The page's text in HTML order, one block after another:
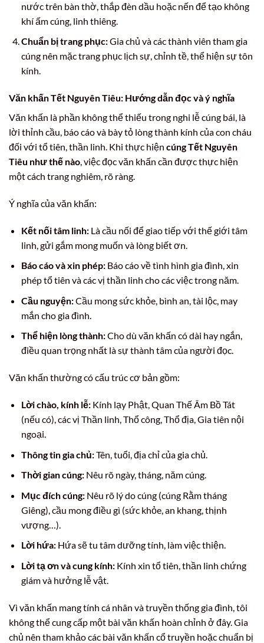
nước trên bàn thờ, thắp đèn dầu hoặc nến để tạo không
khí ấm cúng, linh thiêng.
Chuẩn bị trang phục:Gia chủ và các thành viên tham gia
cúng nên mặc trang phục lịch sự, chỉnh tề, thể hiện sự tôn
kính.
Văn khấn Tết Nguyên Tiêu: Hướng dẫn đọc và ý nghĩa
Văn khấn là phần không thể thiếu trong nghi lễ cúng bái, là
lời thỉnh cầu, báo cáo và bày tỏ lòng thành kính của con cháu
đối với tổ tiên, thần linh. Khi thực hiện cúng Tết Nguyên
Tiêu như thế nào, việc đọc văn khấn cần được thực hiện
một cách trang nghiêm, rõ ràng.
Ý nghĩa của văn khấn:
Kết nối tâm linh:Là cầu nối để giao tiếp với thế giới tâm
linh, gửi gắm mong muốn và lòng biết ơn.
Báo cáo và xin phép:Báo cáo về tình hình gia đình, xin
phép tổ tiên và các vị thần linh cho các việc trong năm.
Cầu nguyện:Cầu mong sức khỏe, bình an, tài lộc, may
mắn cho gia đình.
Thể hiện lòng thành:Cho dù văn khấn có dài hay ngắn,
điều quan trọng nhất là sự thành tâm của người đọc.
Văn khấn thường có cấu trúc cơ bản gồm:
Lời chào, kính lễ:Kính lạy Phật, Quan Thế Âm Bồ Tát
(nếu có), các vị Thần linh, Thổ công, Thổ địa, Gia tiên nội
ngoại.
Thông tin gia chủ:Tên, tuổi, địa chỉ của gia chủ.
Thời gian cúng:Nêu rõ ngày, tháng, năm cúng.
Mục đích cúng:Nêu rõ lý do cúng (cúng Rằm tháng
Giêng), cầu mong điều gì (sức khỏe, an khang, thịnh
vượng…).
Lời hứa:Hứa sẽ tu tâm dưỡng tính, làm việc thiện.
Lời tạ ơn và cung kính:Kính xin tổ tiên, thần linh chứng
giám và hưởng lễ vật.
Vì văn khấn mang tính cá nhân và truyền thống gia đình, tôi
không thể cung cấp một bài văn khấn hoàn chỉnh ở đây. Gia
chủ nên tham khảo các bài văn khấn cổ truyền hoặc chuẩn bị